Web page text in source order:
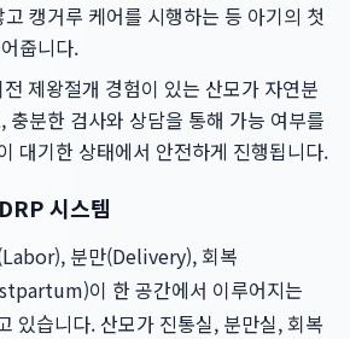
캥거루 케어를 시행하는 등 아기의 첫
줍니다.
전 제왕절개 경험이 있는 산모가 자연분
충분한 검사와 상담을 통해 가능 여부를
대기한 상태에서 안전하게 진행됩니다.
시스템
분만(Delivery), 회복
이 한 공간에서 이루어지는
있습니다. 산모가 진통실, 분만실, 회복